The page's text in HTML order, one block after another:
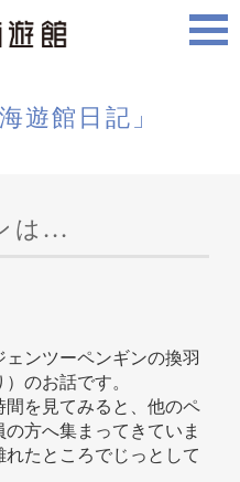
遊館日記」
は...
ンツーペンギンの換羽
のお話です。
間を見てみると、他のペ
方へ集まってきていま
たところでじっとして
生きものを知る